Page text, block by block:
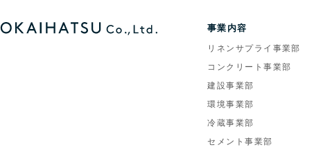
事業内容
リネンサプライ事業部
コンクリート事業部
建設事業部
環境事業部
冷蔵事業部
セメント事業部